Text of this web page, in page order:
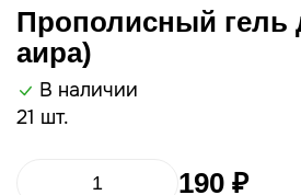
Прополисный гель
аира)
В наличии
21 шт.
190 ₽